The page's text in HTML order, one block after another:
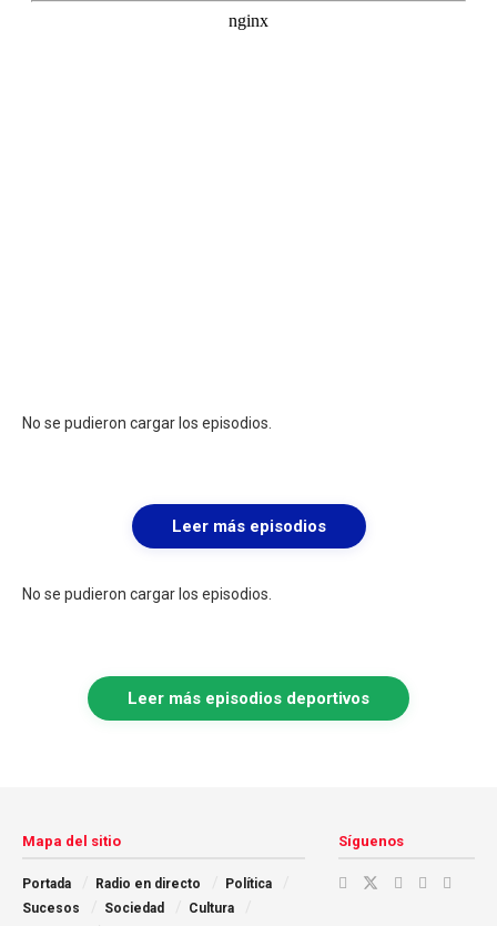
No se pudieron cargar los episodios.
Leer más episodios
No se pudieron cargar los episodios.
Leer más episodios deportivos
Mapa del sitio
Portada Radio en directo
Política
Sucesos
Sociedad
Cultura
Síguenos